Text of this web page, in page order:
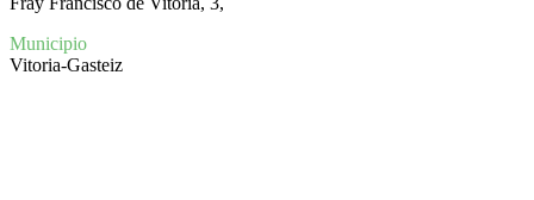
Municipio
Vitoria-Gasteiz